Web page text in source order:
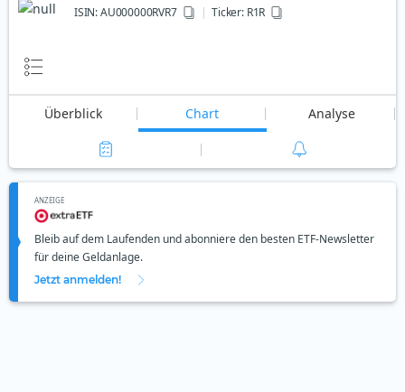
ISIN:AU000000RVR7 Ticker:R1R
Überblick Chart Analyse
ANZEIGE
Bleib auf dem Laufenden und abonniere den besten ETF-Newsletter
für deine Geldanlage.
Jetzt anmelden!